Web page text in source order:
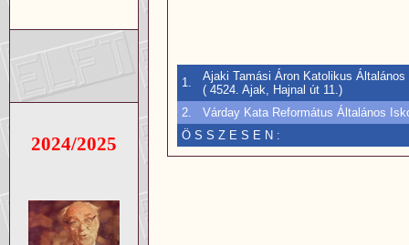
2024/2025
1.
Ajaki Tamási Áron Katolikus
( 4524. Ajak, Hajnal út 11.)
2.
Várday Kata Református Általános
Ö S S Z E S E N :